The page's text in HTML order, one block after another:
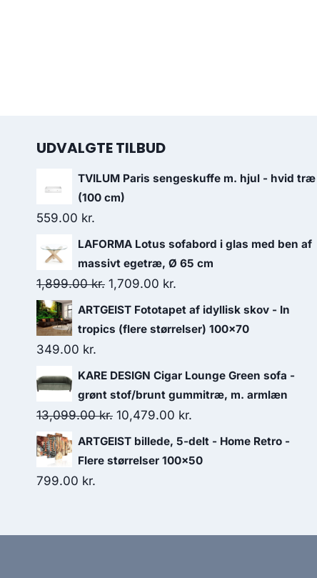
UDVALGTE TILBUD
TVILUM Paris sengeskuffe m. hjul - hvid træ
(100 cm)
559.00 kr.
LAFORMA Lotus sofabord i glas med ben af
massivt egetræ, Ø 65 cm
1,899.00kr. 1,709.00 kr.
ARTGEIST Fototapet af idyllisk skov - In
tropics (flere størrelser) 100x70
349.00 kr.
KARE DESIGN Cigar Lounge Green sofa -
grønt stof/brunt gummitræ, m. armlæn
13,099.00kr. 10,479.00 kr.
ARTGEIST billede, 5-delt - Home Retro -
Flere størrelser 100x50
799.00 kr.